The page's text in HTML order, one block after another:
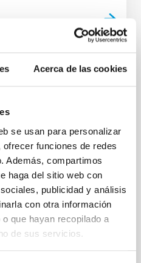
Acerca de las cookies
se usan para personalizar
funciones de redes
Además, compartimos
haga del sitio web con
publicidad y análisis
con otra información
que hayan recopilado a
de sus servicios.
su contribución a la
de la
Canarias (IAC) ha sido
del Gobierno en
entregados
del 47 aniversario
de 1978, celebrado este
por el delegado del
Pestana. La
reconocido la labor del